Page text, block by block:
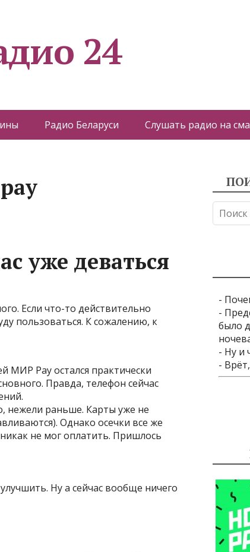
24
Радио Беларуси Слушать радио на
уже деваться
Если что-то действительно
пользоваться. К сожалению, к
МИР Pay остался практически
Правда, телефон сейчас
нежели раньше. Карты уже не
Однако осечки все же
не мог оплатить. Пришлось
Ну а сейчас вообще ничего
-
-
было
- Ну и
-